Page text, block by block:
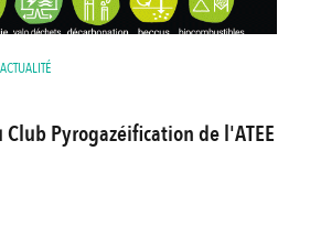
ACTUALITÉ
Club Pyrogazéification de l'ATEE